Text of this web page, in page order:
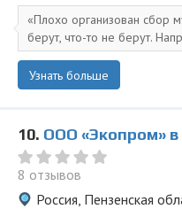
Плохо организован сбор
берут, что-то не берут.
Узнать больше
10. ООО «Экопром»
8 отзывов
Россия, Пензенская